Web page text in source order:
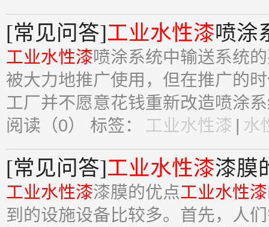
[常见问答]工业水性漆喷涂
工业水性漆喷涂系统中输送系统
被大力地推广使用，但在推广的
工厂并不愿意花钱重新改造喷涂
阅读（0） 标签： 工业水性漆 | 水
[常见问答]工业水性漆漆膜
工业水性漆漆膜的优点工业水性漆
到的设施设备比较多。首先，人